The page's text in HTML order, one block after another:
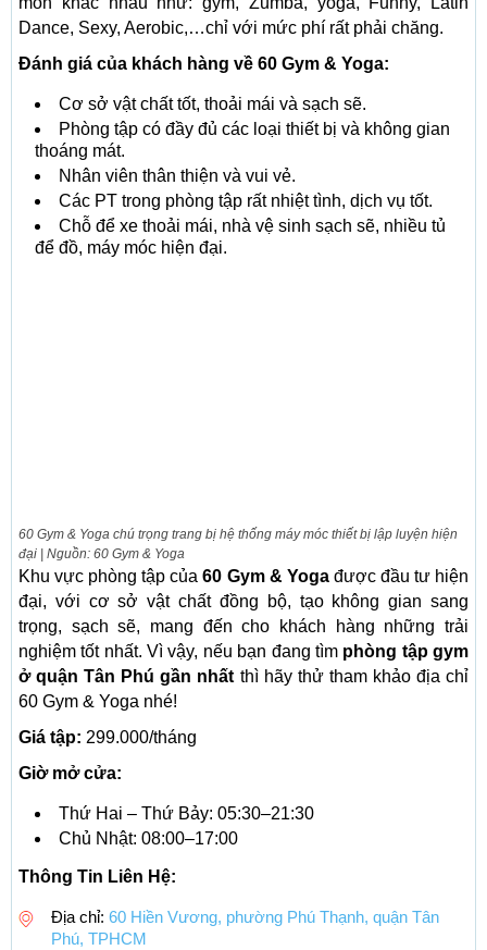
Dance, Sexy, Aerobic,…chỉ với mức phí rất phải chăng.
Đánh giá của khách hàng về 60 Gym & Yoga:
Cơ sở vật chất tốt, thoải mái và sạch sẽ.
Phòng tập có đầy đủ các loại thiết bị và không gian
thoáng mát.
Nhân viên thân thiện và vui vẻ.
Các PT trong phòng tập rất nhiệt tình, dịch vụ tốt.
Chỗ để xe thoải mái, nhà vệ sinh sạch sẽ, nhiều tủ
để đồ, máy móc hiện đại.
60 Gym & Yoga chú trọng trang bị hệ thống máy móc thiết bị lập luyện hiện
đại | Nguồn: 60 Gym & Yoga
Khu vực phòng tập của60 Gym & Yogađược đầu tư hiện
đại, với cơ sở vật chất đồng bộ, tạo không gian sang
trọng, sạch sẽ, mang đến cho khách hàng những trải
nghiệm tốt nhất. Vì vậy, nếu bạn đang tìm phòng tập gym
ở quận Tân Phú gần nhất thì hãy thử tham khảo địa chỉ
60 Gym & Yoga nhé!
Giá tập: 299.000/tháng
Giờ mở cửa:
Thứ Hai – Thứ Bảy: 05:30–21:30
Chủ Nhật: 08:00–17:00
Thông Tin Liên Hệ:
Địa chỉ: 60 Hiền Vương, phường Phú Thạnh, quận Tân
Phú, TPHCM